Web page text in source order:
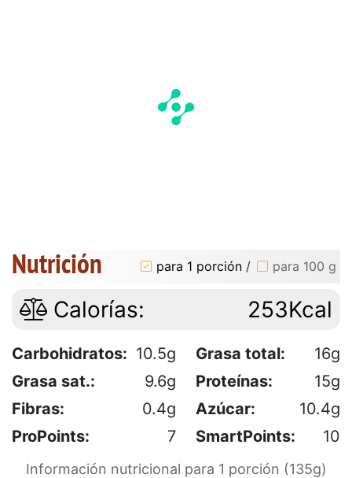
Nutrición para 1 porción / para 100 g
Calorías: 253Kcal
Carbohidratos: 10.5g Grasa total:
16g
Grasa sat.:
9.6g Proteínas:
15g
Fibras:
0.4g Azúcar:
10.4g
ProPoints:
7 SmartPoints: 10
Información nutricional para 1 porción (135g)